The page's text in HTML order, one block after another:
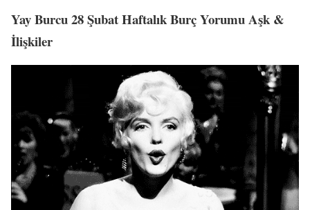
Yay Burcu 28 Şubat Haftalık Burç Yorumu Aşk &
İlişkiler